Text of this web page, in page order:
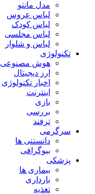
مدل مانتو
لباس عروس
لباس کودک
لباس مجلسی
لباس و شلوار
تکنولوژی
هوش مصنوعی
ارز دیجیتال
اخبار تکنولوژی
اینترنت
بازی
بررسی
ترفند
سرگرمی
دانستنی ها
بیوگرافی
پزشکی
بیماری ها
بارداری
تغذیه